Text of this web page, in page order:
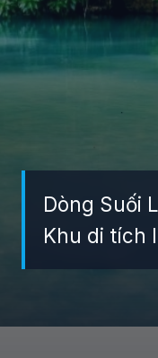
Dòng Suối
Khu di tích